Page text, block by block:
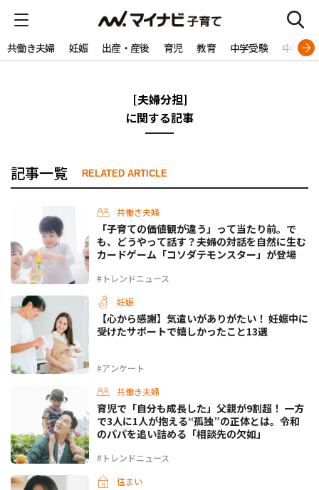
共働き夫婦 妊娠 出産・産後 育児 教育 中学受験 中学生
[夫婦分担]
に関する記事
記事一覧 RELATED ARTICLE
共働き夫婦
#トレンドニュース
「子育ての価値観が違う」って当たり前。で
も、どうやって話す？夫婦の対話を自然に生む
カードゲーム「コソダテモンスター」が登場
妊娠
#アンケート
【心から感謝】気遣いがありがたい！ 妊娠中に
受けたサポートで嬉しかったこと13選
共働き夫婦
#トレンドニュース
育児で「自分も成長した」父親が9割超！ 一方
で3人に1人が抱える“孤独”の正体とは。令和
のパパを追い詰める「相談先の欠如」
住まい